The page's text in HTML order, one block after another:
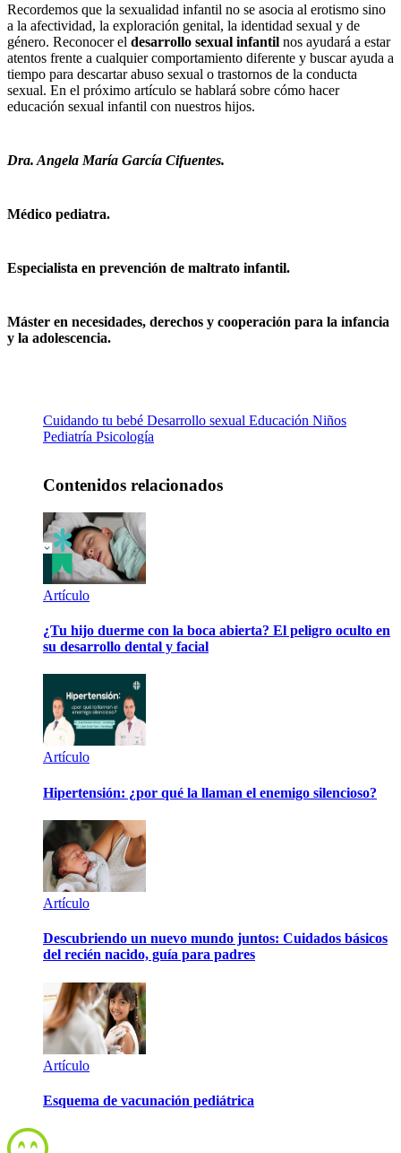
Recordemos que la sexualidad infantil no se asocia al erotismo sino
a la afectividad, la exploración genital, la identidad sexual y de
género. Reconocer el desarrollo sexual infantil nos ayudará a estar
atentos frente a cualquier comportamiento diferente y buscar ayuda a
tiempo para descartar abuso sexual o trastornos de la conducta
sexual. En el próximo artículo se hablará sobre cómo hacer
educación sexual infantil con nuestros hijos.
Dra. Angela María García Cifuentes.
Médico pediatra.
Especialista en prevención de maltrato infantil.
Máster en necesidades, derechos y cooperación para la infancia
y la adolescencia.
Cuidando tu bebé Desarrollo sexual Educación Niños
Pediatría Psicología
Contenidos relacionados
Artículo
¿Tu hijo duerme con la boca abierta? El peligro oculto en
su desarrollo dental y facial
Artículo
Hipertensión: ¿por qué la llaman el enemigo silencioso?
Artículo
Descubriendo un nuevo mundo juntos: Cuidados básicos
del recién nacido, guía para padres
Artículo
Esquema de vacunación pediátrica